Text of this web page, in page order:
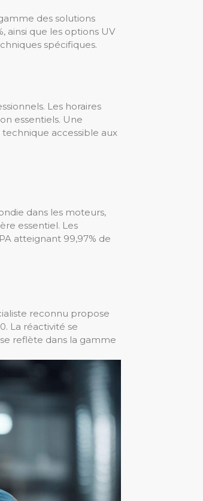
des solutions
ainsi que les options UV
spécifiques.
Les horaires
essentiels. Une
accessible aux
dans les moteurs,
essentiel. Les
atteignant 99,97% de
reconnu propose
La réactivité se
reflète dans la gamme